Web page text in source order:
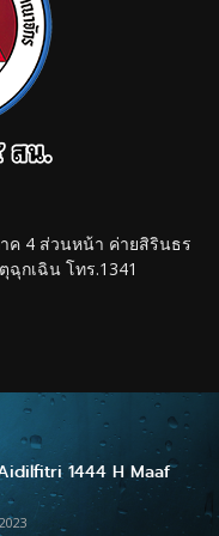
ค 4 ส่วนหน้า ค่ายสิรินธร
ฉุกเฉิน โทร.1341
1444 H Maaf